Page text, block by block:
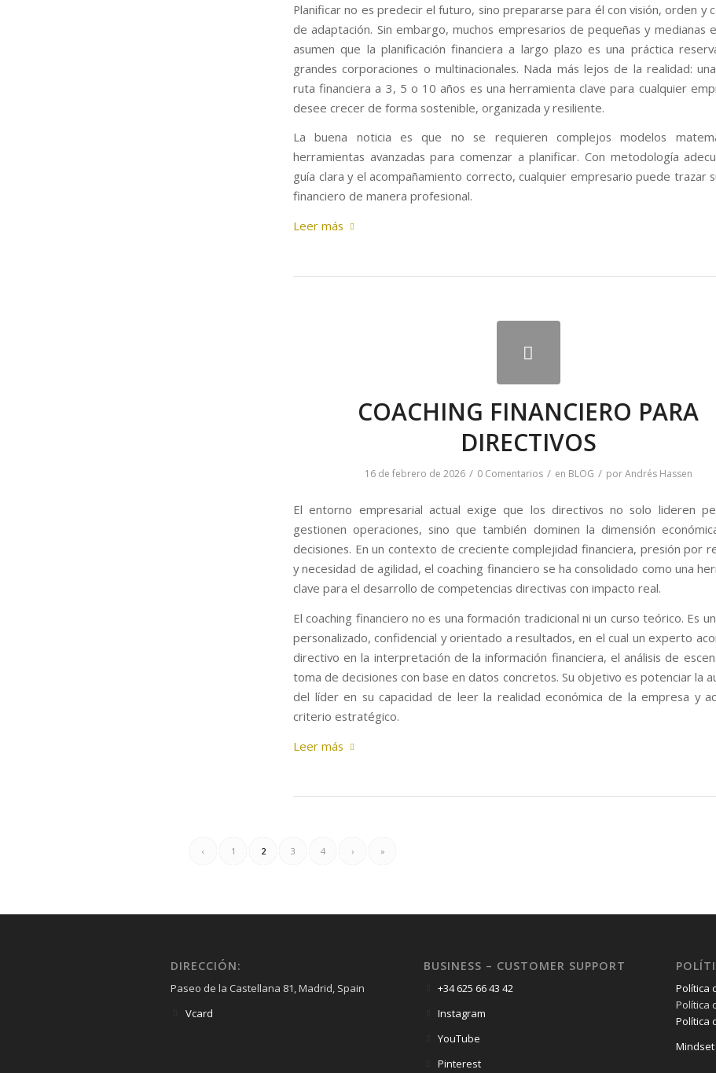
Planificar no es predecir el futuro, sino prepararse para él con visión, orden y
de adaptación. Sin embargo, muchos empresarios de pequeñas y medianas
asumen que la planificación financiera a largo plazo es una práctica
grandes corporaciones o multinacionales. Nada más lejos de la realidad:
ruta financiera a 3, 5 o 10 años es una herramienta clave para cualquier
desee crecer de forma sostenible, organizada y resiliente.
La buena noticia es que no se requieren complejos modelos
herramientas avanzadas para comenzar a planificar. Con metodología
guía clara y el acompañamiento correcto, cualquier empresario puede trazar
financiero de manera profesional.
Leer más
COACHING FINANCIERO PARA
DIRECTIVOS
16 de febrero de 2026 / 0 Comentarios / en BLOG / porAndrés Hassen
El entorno empresarial actual exige que los directivos no solo lideren
gestionen operaciones, sino que también dominen la dimensión
decisiones. En un contexto de creciente complejidad financiera, presión por
y necesidad de agilidad, el coaching financiero se ha consolidado como una
clave para el desarrollo de competencias directivas con impacto real.
El coaching financiero no es una formación tradicional ni un curso teórico. Es
personalizado, confidencial y orientado a resultados, en el cual un experto
directivo en la interpretación de la información financiera, el análisis de
toma de decisiones con base en datos concretos. Su objetivo es potenciar la
del líder en su capacidad de leer la realidad económica de la empresa y
criterio estratégico.
Leer más
‹ 1 2 3 4 › »
DIRECCIÓN:
Paseo de la Castellana 81, Madrid, Spain
Vcard
BUSINESS – CUSTOMER SUPPORT
+34 625 66 43 42
Instagram
YouTube
Pinterest
Política
Política
Política